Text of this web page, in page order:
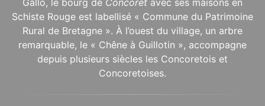
Gallo, le bourg de Concoret avec ses maisons en
Schiste Rouge est labellisé « Commune du Patrimoine
Rural de Bretagne ». À l’ouest du village, un arbre
remarquable, le « Chêne à Guillotin », accompagne
depuis plusieurs siècles les Concoretois et
Concoretoises.